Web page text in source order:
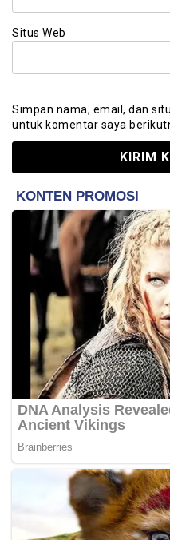
Situs Web
Simpan nama, email, dan
untuk komentar saya